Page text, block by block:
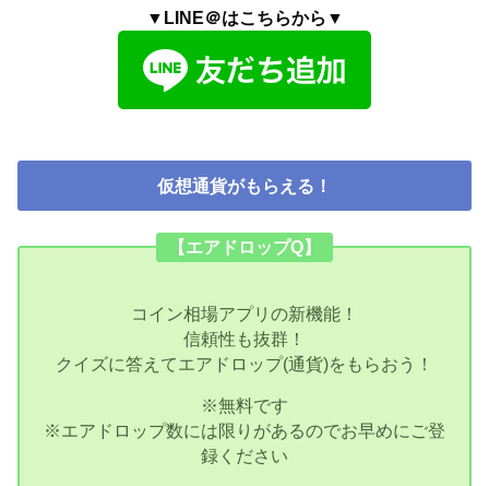
▼LINE＠はこちらから▼
仮想通貨がもらえる！
【エアドロップQ】
コイン相場アプリの新機能！
信頼性も抜群！
クイズに答えてエアドロップ(通貨)をもらおう！
※無料です
※エアドロップ数には限りがあるのでお早めにご登
録ください